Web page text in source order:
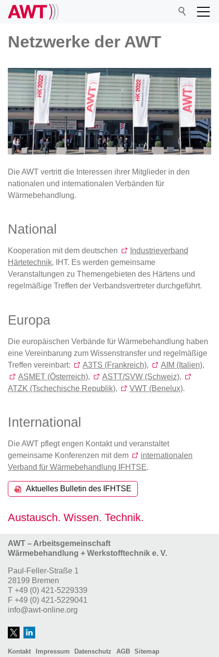
AWT
Netzwerk
AWT-Fachausschüsse
AWT-Härtereikreise
Kooperationen
Publikationen
Forschung
Mitgliedschaft
Netzwerke der AWT
Die AWT vertritt die Interessen ihrer Mitglieder in den
nationalen und internationalen Verbänden für
Wärmebehandlung.
National
Kooperation mit dem deutschen
Industrieverband
Härtetechnik, IHT. Es werden gemeinsame
Veranstaltungen zu Themengebieten des Härtens und
regelmäßige Treffen der Verbandsvertreter durchgeführt.
Europa
Die europäischen Verbände für Wärmebehandlung haben
eine Vereinbarung zum Wissenstransfer und regelmäßige
Treffen vereinbart:
A3TS (Frankreich), AIM (Italien),
ASMET (Österreich), ASTT/SVW (Schweiz),
ATZK (Tschechische Republik), VWT (Benelux).
International
Die AWT pflegt engen Kontakt und veranstaltet
gemeinsame Konferenzen mit dem
internationalen
Verband für Wärmebehandlung IFHTSE.
Aktuelles Bulletin des IFHTSE
Austausch. Wissen. Technik.
AWT – Arbeitsgemeinschaft
Wärmebehandlung + Werkstofftechnik e. V.
Paul-Feller-Straße 1
28199 Bremen
T +49 (0) 421-5229339
F +49 (0) 421-5229041
info@awt-online.org
Kontakt Impressum Datenschutz AGB Sitemap